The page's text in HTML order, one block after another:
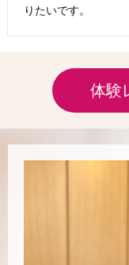
りたいです。
体験